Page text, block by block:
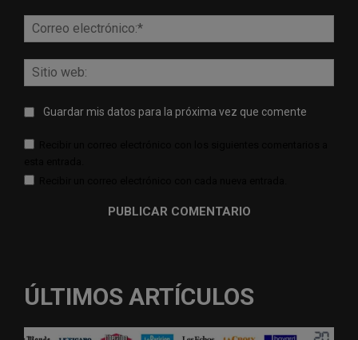
Guardar mis datos para la próxima vez que comente
ÚLTIMOS ARTÍCULOS